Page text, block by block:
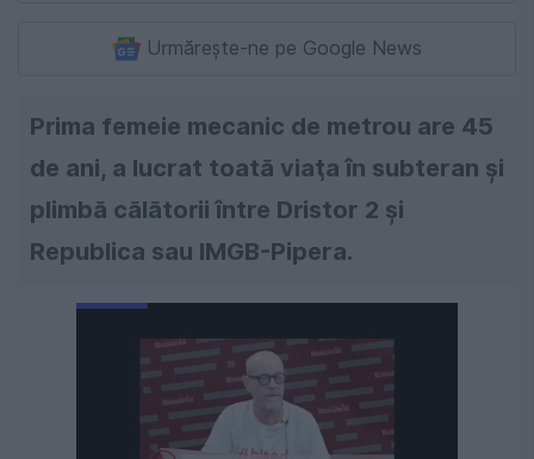
Urmărește-ne pe Google News
Prima femeie mecanic de metrou are 45
de ani, a lucrat toată viaţa în subteran şi
plimbă călătorii între Dristor 2 şi
Republica sau IMGB-Pipera.